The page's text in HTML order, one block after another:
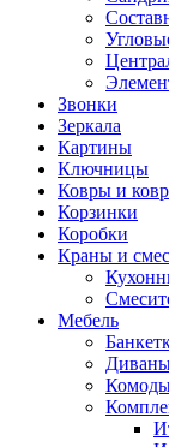
Звонки
Зеркала
Картины
Ключницы
Ковры и
Корзинки
Коробки
Краны и
Мебель